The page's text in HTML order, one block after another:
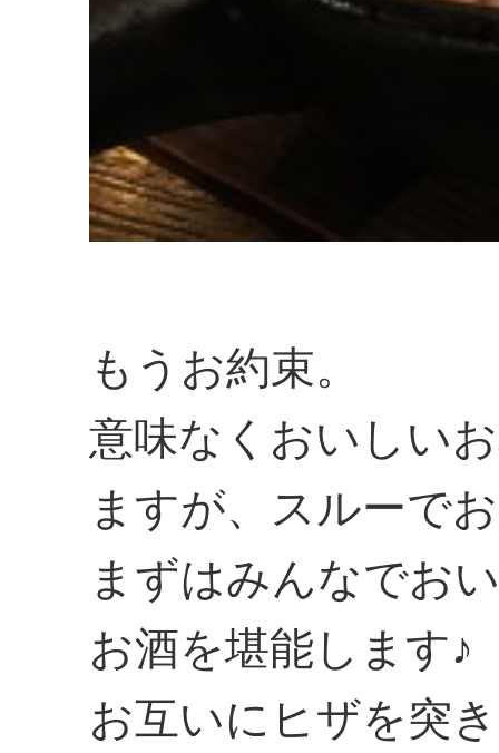
もうお約束。
意味なくおいしい
ますが、スルーで
まずはみんなでお
お酒を堪能します♪
お互いにヒザを突